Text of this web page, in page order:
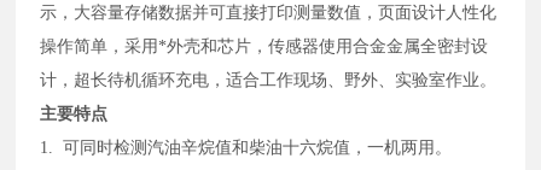
示，大容量存储数据并可直接打印测量数值，页面设计人性化
操作简单，采用*外壳和芯片，传感器使用合金金属全密封设
计，超长待机循环充电，适合工作现场、野外、实验室作业。
主要特点
1. 可同时检测汽油辛烷值和柴油十六烷值，一机两用。